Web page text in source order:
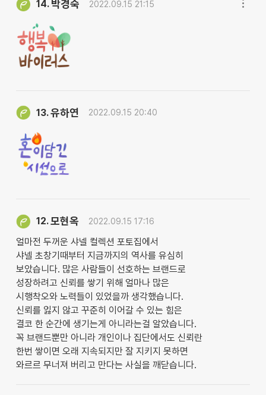
14. 박경숙 2022.09.15 21:15
13.유하연 2022.09.15 20:40
12.모현옥 2022.09.15 17:16
얼마전 두꺼운 샤넬 컬렉션 포토집에서
샤넬 초창기때부터 지금까지의 역사를 유심히
보았습니다. 많은 사람들이 선호하는 브랜드로
성장하려고 신뢰를 쌓기 위해 얼마나 많은
시행착오와 노력들이 있었을까 생각했습니다.
신뢰를 잃지 않고 꾸준히 이어갈 수 있는 힘은
결코 한 순간에 생기는게 아니라는걸 알았습니다.
꼭 브랜드뿐만 아니라 개인이나 집단에서도 신뢰란
한번 쌓이면 오래 지속되지만 잘 지키지 못하면
와르르 무너져 버리고 만다는 사실을 깨닫습니다.